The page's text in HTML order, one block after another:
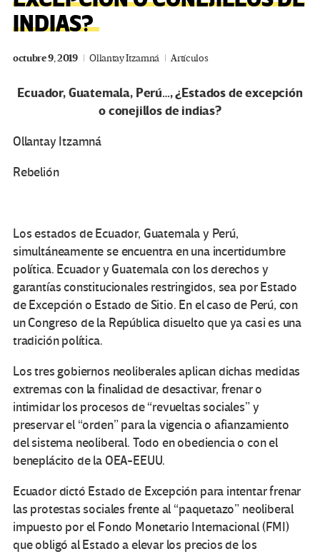
INDIAS?
octubre 9, 2019 Ollantay Itzamná Artículos
Ecuador, Guatemala, Perú…, ¿Estados de excepción
o conejillos de indias?
Ollantay Itzamná
Rebelión
Los estados de Ecuador, Guatemala y Perú,
simultáneamente se encuentra en una incertidumbre
política. Ecuador y Guatemala con los derechos y
garantías constitucionales restringidos, sea por Estado
de Excepción o Estado de Sitio. En el caso de Perú, con
un Congreso de la República disuelto que ya casi es una
tradición política.
Los tres gobiernos neoliberales aplican dichas medidas
extremas con la finalidad de desactivar, frenar o
intimidar los procesos de “revueltas sociales” y
preservar el “orden” para la vigencia o afianzamiento
del sistema neoliberal. Todo en obediencia o con el
beneplácito de la OEA-EEUU.
Ecuador dictó Estado de Excepción para intentar frenar
las protestas sociales frente al “paquetazo” neoliberal
impuesto por el Fondo Monetario Internacional (FMI)
que obligó al Estado a elevar los precios de los